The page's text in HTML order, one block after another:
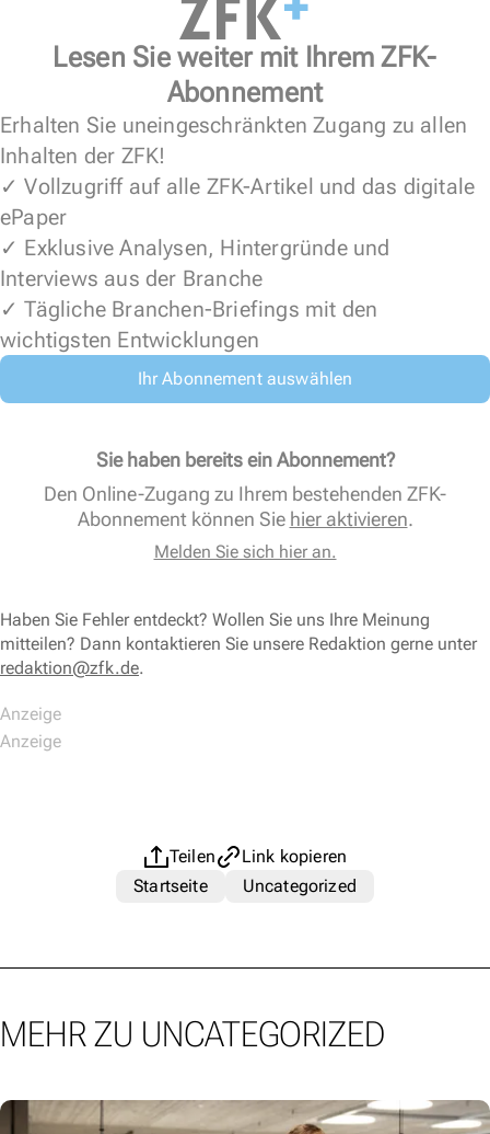
Lesen Sie weiter mit Ihrem ZFK-
Abonnement
Erhalten Sie uneingeschränkten Zugang zu allen
Inhalten der ZFK!
✓ Vollzugriff auf alle ZFK-Artikel und das digitale
ePaper
✓ Exklusive Analysen, Hintergründe und
Interviews aus der Branche
✓ Tägliche Branchen-Briefings mit den
wichtigsten Entwicklungen
Ihr Abonnement auswählen
Sie haben bereits ein Abonnement?
Den Online-Zugang zu Ihrem bestehenden ZFK-
Abonnement können Sie hier aktivieren.
Melden Sie sich hier an.
Haben Sie Fehler entdeckt? Wollen Sie uns Ihre Meinung
mitteilen? Dann kontaktieren Sie unsere Redaktion gerne unter
redaktion@zfk.de.
Teilen
Link kopieren
Startseite
Uncategorized
MEHR ZU UNCATEGORIZED